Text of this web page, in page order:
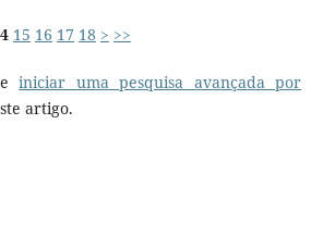
15 16 17 18 > >>
iniciar uma pesquisa avançada por
artigo.